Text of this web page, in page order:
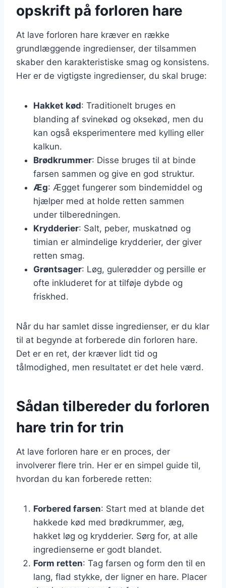
opskrift på forloren hare
At lave forloren hare kræver en række
grundlæggende ingredienser, der tilsammen
skaber den karakteristiske smag og konsistens.
Her er de vigtigste ingredienser, du skal bruge:
Hakket kød: Traditionelt bruges en
blanding af svinekød og oksekød, men du
kan også eksperimentere med kylling eller
kalkun.
Brødkrummer: Disse bruges til at binde
farsen sammen og give en god struktur.
Æg: Ægget fungerer som bindemiddel og
hjælper med at holde retten sammen
under tilberedningen.
Krydderier: Salt, peber, muskatnød og
timian er almindelige krydderier, der giver
retten smag.
Grøntsager: Løg, gulerødder og persille er
ofte inkluderet for at tilføje dybde og
friskhed.
Når du har samlet disse ingredienser, er du klar
til at begynde at forberede din forloren hare.
Det er en ret, der kræver lidt tid og
tålmodighed, men resultatet er det hele værd.
Sådan tilbereder du forloren
hare trin for trin
At lave forloren hare er en proces, der
involverer flere trin. Her er en simpel guide til,
hvordan du kan forberede retten:
Forbered farsen: Start med at blande det
hakkede kød med brødkrummer, æg,
hakket løg og krydderier. Sørg for, at alle
ingredienserne er godt blandet.
Form retten: Tag farsen og form den til en
lang, flad stykke, der ligner en hare. Placer